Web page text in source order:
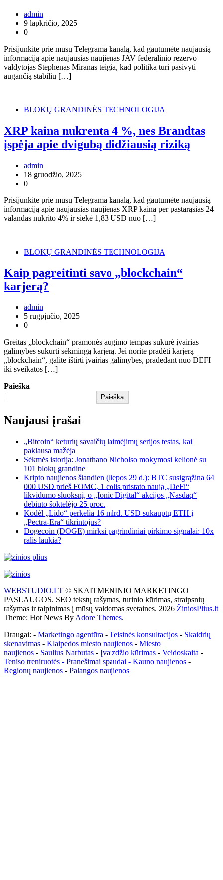
admin
9 lapkričio, 2025
0
Prisijunkite prie mūsų Telegrama kanalą, kad gautumėte naujausią
informaciją apie naujausias naujienas JAV federalinio rezervo
valdytojas Stephenas Miranas teigia, kad politika turi pasivyti
augančią stabilių […]
BLOKŲ GRANDINĖS TECHNOLOGIJA
XRP kaina nukrenta 4 %, nes Brandtas
įspėja apie dvigubą didžiausią riziką
admin
18 gruodžio, 2025
0
Prisijunkite prie mūsų Telegrama kanalą, kad gautumėte naujausią
informaciją apie naujausias naujienas XRP kaina per pastarąsias 24
valandas nukrito 4% ir siekė 1,83 USD nuo […]
BLOKŲ GRANDINĖS TECHNOLOGIJA
Kaip pagreitinti savo „blockchain“
karjerą?
admin
5 rugpjūčio, 2025
0
Greitas „blockchain“ pramonės augimo tempas sukūrė įvairias
galimybes sukurti sėkmingą karjerą. Jei norite pradėti karjerą
„blockchain“, galite ištirti įvairias galimybes, pradedant nuo DEFI
iki sveikatos […]
Paieška
Paieška
Naujausi įrašai
„Bitcoin“ keturių savaičių laimėjimų serijos testas, kai
paklausa mažėja
Sėkmės istorija: Jonathano Nicholso mokymosi kelionė su
101 blokų grandine
Kripto naujienos šiandien (liepos 29 d.): BTC susigrąžina 64
000 USD prieš FOMC, 1 colis pristato naują „DeFi“
likvidumo sluoksnį, o „Ionic Digital“ akcijos „Nasdaq“
debiuto šoktelėjo 25 proc.
Kodėl „Lido“ perkelia 16 mlrd. USD sukauptų ETH į
„Pectra-Era“ tikrintojus?
Dogecoin (DOGE) mirksi pagrindiniai pirkimo signalai: 10x
ralis laukia?
WEBSTUDIO.LT © SKAITMENINIO MARKETINGO
PASLAUGOS. SEO tekstų rašymas, turinio kūrimas, straipsnių
rašymas ir talpinimas į mūsų valdomas svetaines. 2026 ŽiniosPlius.lt
Theme: Hot News By Adore Themes.
Draugai: - Marketingo agentūra - Teisinės konsultacijos - Skaidrių
skenavimas - Klaipedos miesto naujienos - Miesto
naujienos - Saulius Narbutas - Įvaizdžio kūrimas - Veidoskaita -
Teniso treniruotės - Pranešimai spaudai - Kauno naujienos -
Regionų naujienos - Palangos naujienos